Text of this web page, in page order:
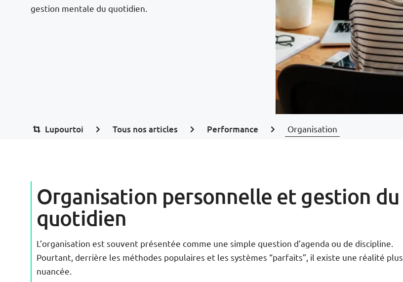
gestion mentale du quotidien.
Lupourtoi Tous nos articles Performance Organisation
Organisation personnelle et gestion du
quotidien
L’organisation est souvent présentée comme une simple question d’agenda ou de discipline.
Pourtant, derrière les méthodes populaires et les systèmes “parfaits”, il existe une réalité plus
nuancée.